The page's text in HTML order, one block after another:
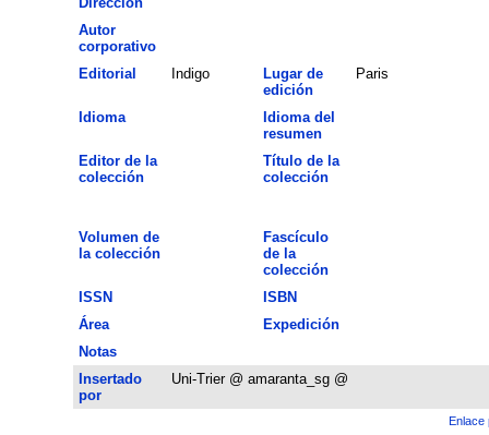
Autor
corporativo
Editorial
Indigo
Lugar de
edición
Paris
Idioma
Idioma del
resumen
Editor de la
colección
Título de la
colección
Volumen de
la colección
Fascículo
de la
colección
ISSN
ISBN
Área
Expedición
Notas
Insertado
por
Uni-Trier @ amaranta_sg @
Enlace